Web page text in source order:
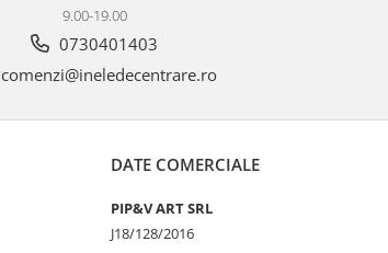
9.00-19.00
0730401403
comenzi@ineledecentrare.ro
DATE COMERCIALE
PIP&V ART SRL
J18/128/2016